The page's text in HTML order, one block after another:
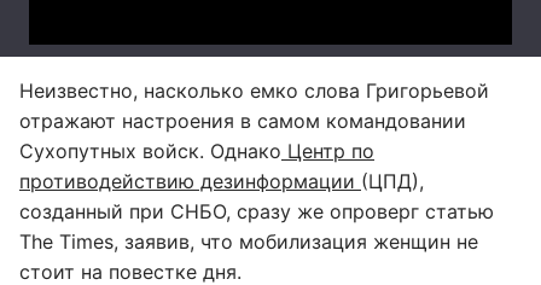
Неизвестно, насколько емко слова Григорьевой
отражают настроения в самом командовании
Сухопутных войск. Однако Центр по
противодействию дезинформации (ЦПД),
созданный при СНБО, сразу же опроверг статью
The Times, заявив, что мобилизация женщин не
стоит на повестке дня.